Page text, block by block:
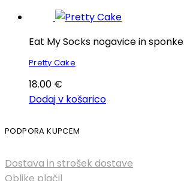
Eat My Socks nogavice in sponke
Pretty Cake
18.00 €
Dodaj v košarico
PODPORA KUPCEM
Dostava in strošek dostave